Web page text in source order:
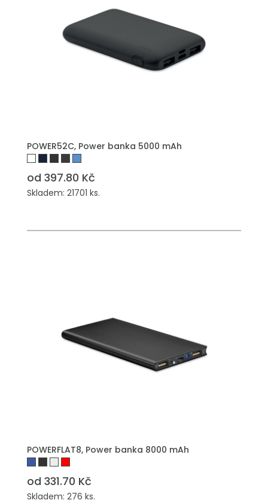
POWER52C, Power banka 5000 mAh
od 397.80 Kč
Skladem: 21701 ks.
POWERFLAT8, Power banka 8000 mAh
od 331.70 Kč
Skladem: 276 ks.